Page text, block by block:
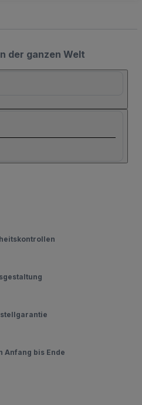
der ganzen Welt
Anfang bis Ende